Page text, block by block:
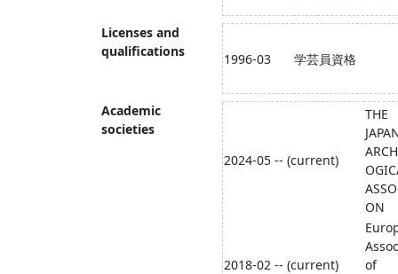
Licenses and
qualifications
1996-03 学芸員資格
Academic
societies
2024-05 -- (current)
THE
ON
2018-02 -- (current)
of